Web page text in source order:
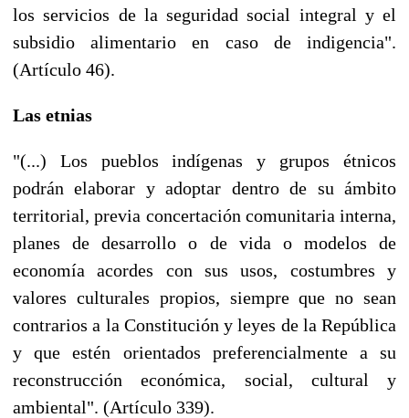
los servicios de la seguridad social integral y el
subsidio alimentario en caso de indigencia".
(Artículo 46).
Las etnias
"(...) Los pueblos indígenas y grupos étnicos
podrán elaborar y adoptar dentro de su ámbito
territorial, previa concertación comunitaria interna,
planes de desarrollo o de vida o modelos de
economía acordes con sus usos, costumbres y
valores culturales propios, siempre que no sean
contrarios a la Constitución y leyes de la República
y que estén orientados preferencialmente a su
reconstrucción económica, social, cultural y
ambiental". (Artículo 339).